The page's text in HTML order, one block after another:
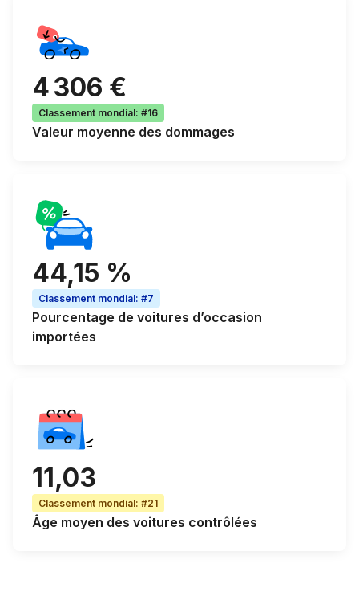
4 306 €
Classement mondial: #16
Valeur moyenne des dommages
44,15 %
Classement mondial: #7
Pourcentage de voitures d’occasion
importées
11,03
Classement mondial: #21
Âge moyen des voitures contrôlées